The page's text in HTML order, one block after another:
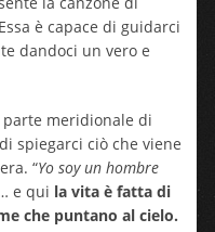
è capace di guidarci
dandoci un vero e
parte meridionale di
spiegarci ciò che viene
“Yo soy un hombre
e qui la vita è fatta di
che puntano al cielo.